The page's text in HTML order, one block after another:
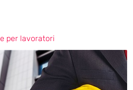
per lavoratori